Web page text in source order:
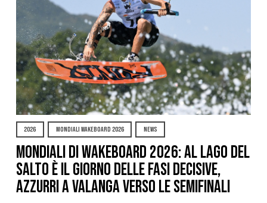
2026 MONDIALI WAKEBOARD 2026 NEWS
Mondiali di Wakeboard 2026: al Lago del
Salto è il giorno delle fasi decisive,
azzurri a valanga verso le semifinali